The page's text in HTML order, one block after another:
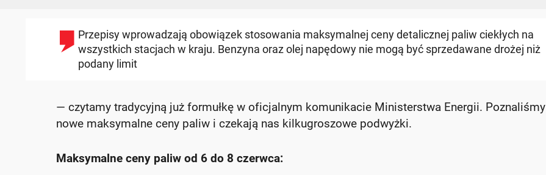
Przepisy wprowadzają obowiązek stosowania maksymalnej ceny detalicznej paliw ciekłych na
wszystkich stacjach w kraju. Benzyna oraz olej napędowy nie mogą być sprzedawane drożej niż
podany limit
— czytamy tradycyjną już formułkę w oficjalnym komunikacie Ministerstwa Energii. Poznaliśmy
nowe maksymalne ceny paliw i czekają nas kilkugroszowe podwyżki.
Maksymalne ceny paliw od 6 do 8 czerwca: